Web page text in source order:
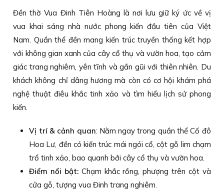
Đền thờ Vua Đinh Tiên Hoàng là nơi lưu giữ ký ức về vị
vua khai sáng nhà nước phong kiến đầu tiên của Việt
Nam. Quần thể đền mang kiến trúc truyền thống kết hợp
với không gian xanh của cây cổ thụ và vườn hoa, tạo cảm
giác trang nghiêm, yên tĩnh và gần gũi với thiên nhiên. Du
khách không chỉ dâng hương mà còn có cơ hội khám phá
nghệ thuật điêu khắc tinh xảo và tìm hiểu lịch sử phong
kiến.
Vị trí & cảnh quan: Nằm ngay trong quần thể Cố đô
Hoa Lư, đền có kiến trúc mái ngói cổ, cột gỗ lim chạm
trổ tinh xảo, bao quanh bởi cây cổ thụ và vườn hoa.
Điểm nổi bật:Chạm khắc rồng, phượng trên cột và
cửa gỗ, tượng vua Đinh trang nghiêm.